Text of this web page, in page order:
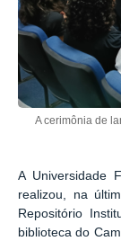
A cerimônia de
A Universidade
realizou, na
Repositório
biblioteca do